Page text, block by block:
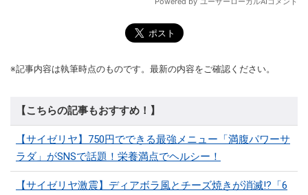
※記事内容は執筆時点のものです。最新の内容をご確認ください。
【こちらの記事もおすすめ！】
【サイゼリヤ】750円でできる最強メニュー「満腹パワーサ
ラダ」がSNSで話題！栄養満点でヘルシー！
【サイゼリヤ激震】ディアボラ風とチーズ焼きが消滅!?「6